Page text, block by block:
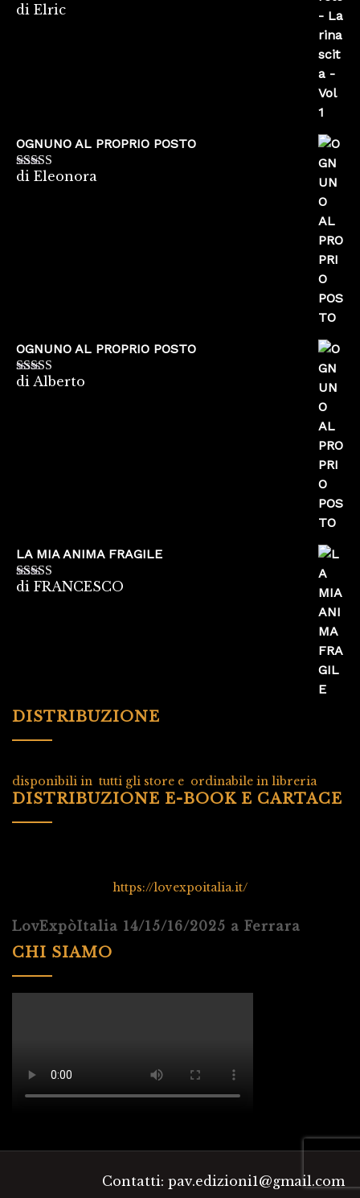
Valutato5
di Elric
OGNUNO AL PROPRIO POSTO
Valutato5su
di Eleonora
OGNUNO AL PROPRIO POSTO
Valutato5su
di Alberto
LA MIA ANIMA FRAGILE
Valutato5su
di FRANCESCO
DISTRIBUZIONE
disponibili in tutti gli store e ordinabile in libreria
DISTRIBUZIONE E-BOOK E CARTACE
https://lovexpoitalia.it/
LovExpòItalia 14/15/16/2025 a Ferrara
CHI SIAMO
Contatti: pav.edizioni1@gmail.com